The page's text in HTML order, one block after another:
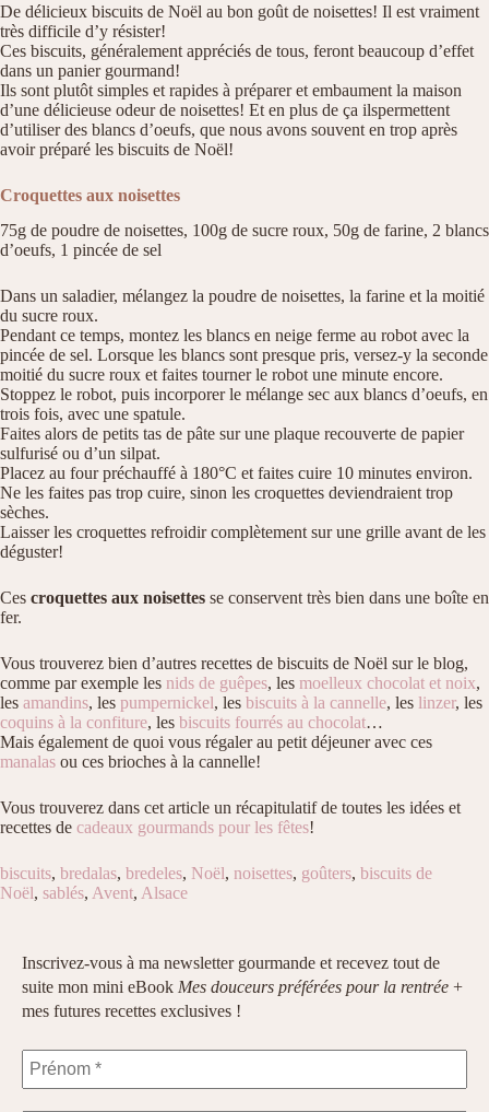
De délicieux biscuits de Noël au bon goût de noisettes! Il est vraiment
très difficile d’y résister!
Ces biscuits, généralement appréciés de tous, feront beaucoup d’effet
dans un panier gourmand!
Ils sont plutôt simples et rapides à préparer et embaument la maison
d’une délicieuse odeur de noisettes! Et en plus de ça ilspermettent
d’utiliser des blancs d’oeufs, que nous avons souvent en trop après
avoir préparé les biscuits de Noël!
Croquettes aux noisettes
75g de poudre de noisettes, 100g de sucre roux, 50g de farine, 2 blancs
d’oeufs, 1 pincée de sel
Dans un saladier, mélangez la poudre de noisettes, la farine et la moitié
du sucre roux.
Pendant ce temps, montez les blancs en neige ferme au robot avec la
pincée de sel. Lorsque les blancs sont presque pris, versez-y la seconde
moitié du sucre roux et faites tourner le robot une minute encore.
Stoppez le robot, puis incorporer le mélange sec aux blancs d’oeufs, en
trois fois, avec une spatule.
Faites alors de petits tas de pâte sur une plaque recouverte de papier
sulfurisé ou d’un silpat.
Placez au four préchauffé à 180°C et faites cuire 10 minutes environ.
Ne les faites pas trop cuire, sinon les croquettes deviendraient trop
sèches.
Laisser les croquettes refroidir complètement sur une grille avant de les
déguster!
Ces croquettes aux noisettes se conservent très bien dans une boîte en
fer.
Vous trouverez bien d’autres recettes de biscuits de Noël sur le blog,
comme par exemple les nids de guêpes, les moelleux chocolat et noix,
les amandins, les pumpernickel, les biscuits à la cannelle, les linzer, les
coquins à la confiture, les biscuits fourrés au chocolat…
Mais également de quoi vous régaler au petit déjeuner avec ces
manalas ou ces brioches à la cannelle!
Vous trouverez dans cet article un récapitulatif de toutes les idées et
recettes de cadeaux gourmands pour les fêtes!
biscuits, bredalas, bredeles, Noël, noisettes, goûters, biscuits de
Noël, sablés, Avent, Alsace
Inscrivez-vous à ma newsletter gourmande et recevez tout de
suite mon mini eBook Mes douceurs préférées pour la rentrée +
mes futures recettes exclusives !